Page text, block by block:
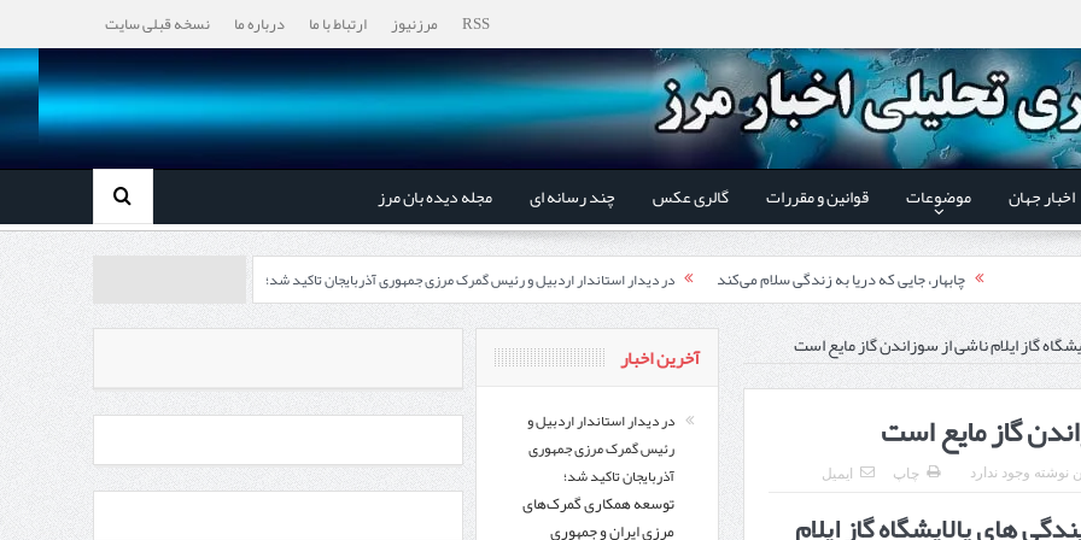
RSS مرزنیوز ارتباط با ما درباره ما نسخه قبلی سایت
اخبار جهان موضوعات قوانین و مقررات گالری عکس چند رسانه ای مجله دیده بان مرز
در دیدار استاندار اردبیل و رئیس گمرک مرزی جمهوری آذربایجان تاکید شد؛
توسعه همکاری گمرک‌های مرزی ایران و جمهوری آذربایجان ضرورت دارد
چابهار، جایی که دریا به زندگی سلام می‌کند
وفن‌ها
قدردانی وزیر میراث فرهنگی، گردشگری و صنایع دستی از استاندار اردبیل
شورای‌عالی مناطق آزاد و ویژه اقتصادی:
بیله‌سوار و منطقه ویژه اقتصادی نمین تسریع شود
در دیدار استاندار اردبیل و مدیرعامل بانک سینا محقق شد؛
تخصیص ۳۰۰میلیارد تومان برای تکمیل بزرگراه اردبیل-سرچم
کشف ۱۱ قبضه سلاح کلت کمری توسط مرزبانان هنگ مرزی ارومیه
رئیس سازمان راهداری:
گاز ایلام ناشی از سوزاندن گاز مایع است
گاز مایع است
نوشته وجود ندارد چاپ ایمیل
های پالایشگاه گاز ایلام
آخرین اخبار
در دیدار استاندار اردبیل و
رئیس گمرک مرزی جمهوری
آذربایجان تاکید شد؛
توسعه همکاری گمرک‌های
مرزی ایران و جمهوری